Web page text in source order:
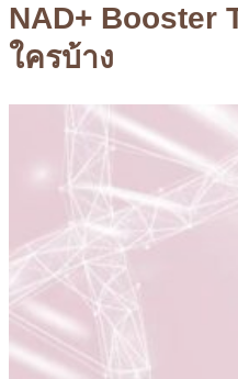
NAD+ Booster
ใครบ้าง